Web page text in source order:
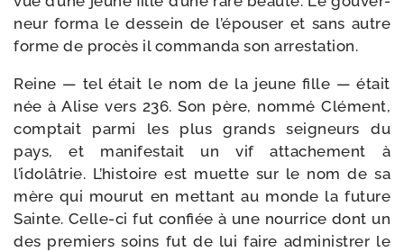
neur for­ma le des­sein de l’épouser et sans autre
forme de pro­cès il com­man­da son arrestation.
Reine — tel était le nom de la jeune fille — était
née à Alise vers 236. Son père, nom­mé Clément,
comp­tait par­mi les plus grands sei­gneurs du
pays, et mani­fes­tait un vif atta­che­ment à
l’idolâtrie. L’histoire est muette sur le nom de sa
mère qui mou­rut en met­tant au monde la future
Sainte. Celle-​ci fut confiée à une nour­rice dont un
des pre­miers soins fut de lui faire admi­nis­trer le